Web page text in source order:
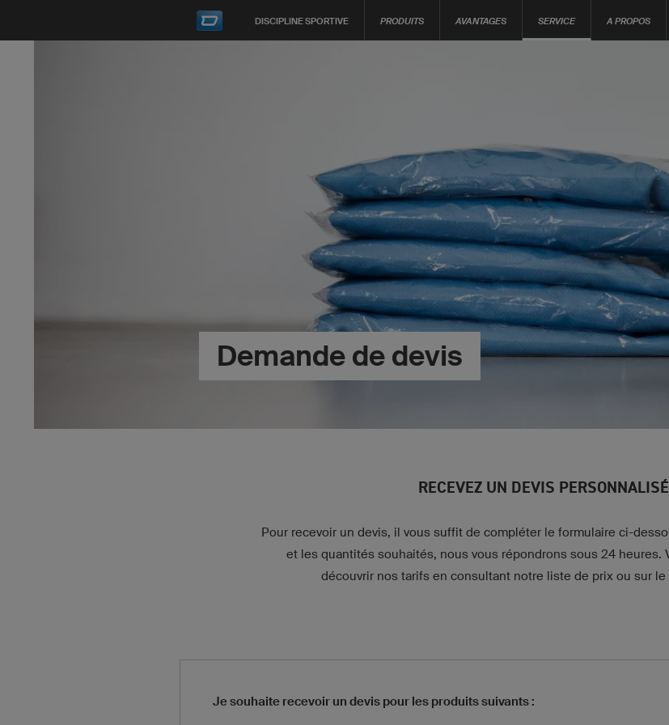
DISCIPLINE SPORTIVE PRODUITS AVANTAGES SERVICE A PROPOS
Demande de devis
RECEVEZ UN DEVIS PERSONNALISÉ
Pour recevoir un devis, il vous suffit de compléter le formulaire ci-
et les quantités souhaités, nous vous répondrons sous 24 heures.
découvrir nos tarifs en consultant notre liste de prix ou sur le
Je souhaite recevoir un devis pour les produits suivants :